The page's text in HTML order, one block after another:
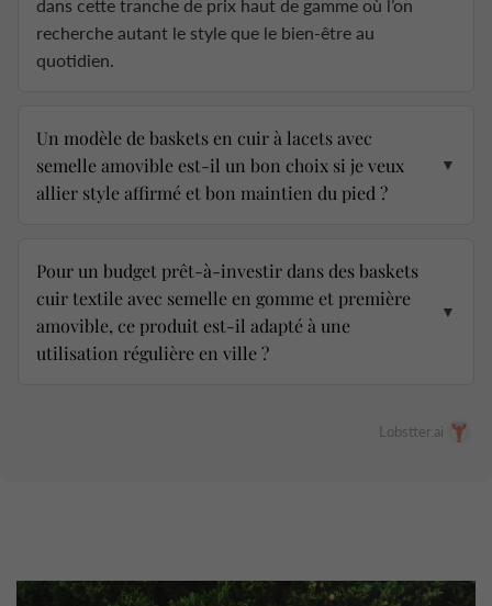
dans cette tranche de prix haut de gamme où l’on
recherche autant le style que le bien-être au
quotidien.
Un modèle de baskets en cuir à lacets avec
semelle amovible est-il un bon choix si je veux
allier style affirmé et bon maintien du pied ?
▼
Pour un budget prêt-à-investir dans des baskets
cuir textile avec semelle en gomme et première
amovible, ce produit est-il adapté à une
utilisation régulière en ville ?
▼
Lobstter.ai